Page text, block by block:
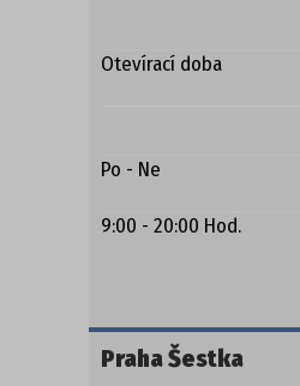
ZIMNÍ A KOZAČKY
NOVINKY
OSTATNÍ
Otevírací doba
Po - Ne
9:00 - 20:00 Hod.
Praha Šestka